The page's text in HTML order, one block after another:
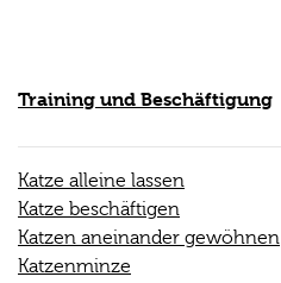
Training und Beschäftigung
Katze alleine lassen
Katze beschäftigen
Katzen aneinander gewöhnen
Katzenminze